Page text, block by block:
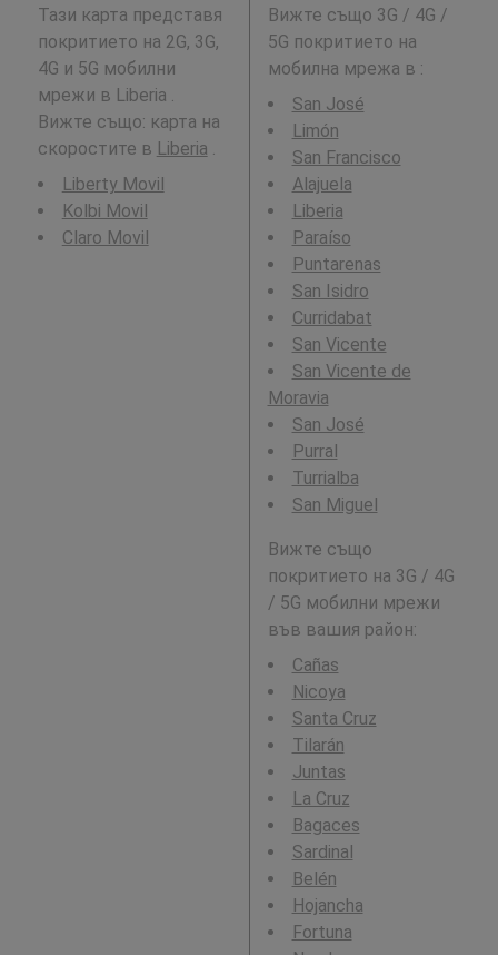
Тази карта представя
покритието на 2G, 3G,
4G и 5G мобилни
мрежи в Liberia .
Вижте също: карта на
скоростите в Liberia .
Liberty Movil
Kolbi Movil
Claro Movil
Вижте също 3G / 4G /
5G покритието на
мобилна мрежа в :
San José
Limón
San Francisco
Alajuela
Liberia
Paraíso
Puntarenas
San Isidro
Curridabat
San Vicente
San Vicente de
Moravia
San José
Purral
Turrialba
San Miguel
Вижте също
покритието на 3G / 4G
/ 5G мобилни мрежи
във вашия район:
Cañas
Nicoya
Santa Cruz
Tilarán
Juntas
La Cruz
Bagaces
Sardinal
Belén
Hojancha
Fortuna